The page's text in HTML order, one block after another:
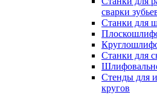
сварки
Станки для
Станки для
Стенды для
кругов